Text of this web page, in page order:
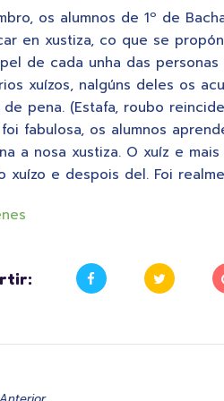
os alumnos de 1º de
en xustiza, co que se
de cada unha das
xuízos, nalgúns deles os
pena. (Estafa, roubo
fabulosa, os alumnos
a nosa xustiza. O xuíz e
xuízo e despois del. Foi